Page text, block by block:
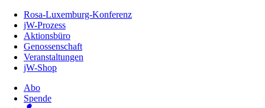
Inhalt
Seite
Rosa-Luxemburg-Konferenz
jW-Prozess
Aktionsbüro
Genossenschaft
Veranstaltungen
jW-Shop
Abo
Spende